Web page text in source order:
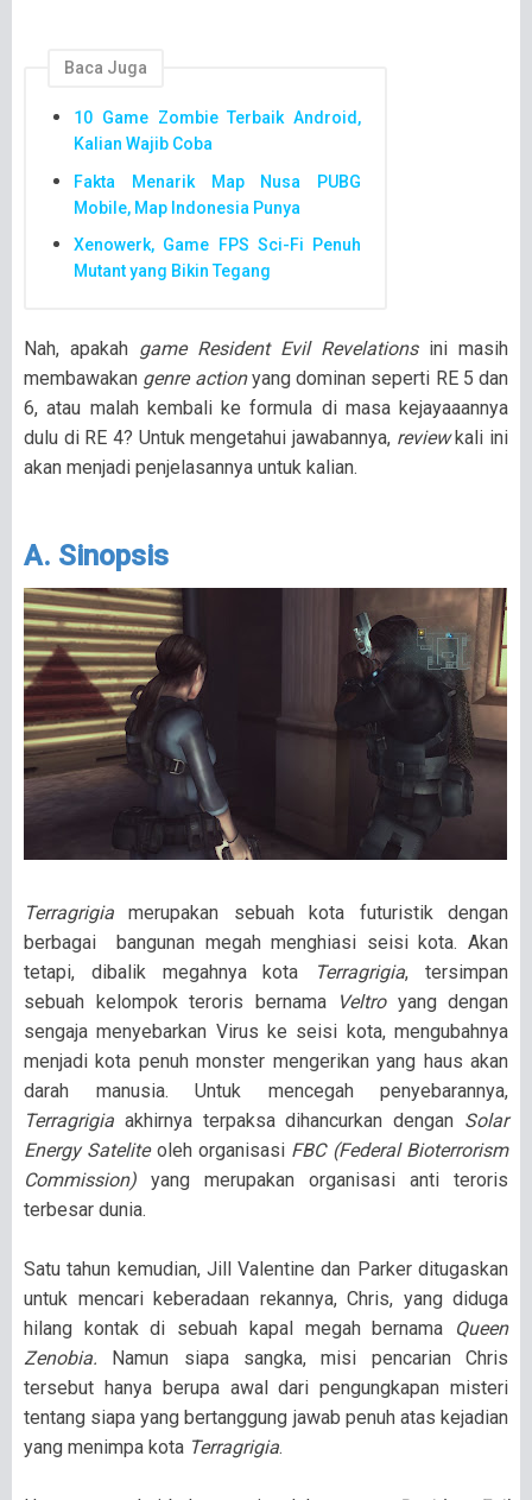
Baca Juga
10 Game Zombie Terbaik Android,
Kalian Wajib Coba
Fakta Menarik Map Nusa PUBG
Mobile, Map Indonesia Punya
Xenowerk, Game FPS Sci-Fi Penuh
Mutant yang Bikin Tegang
Nah, apakah game Resident Evil Revelationsini masih
membawakan genre actionyang dominan seperti RE 5 dan
6, atau malah kembali ke formula di masa kejayaaannya
dulu di RE 4? Untuk mengetahui jawabannya, reviewkali ini
akan menjadi penjelasannya untuk kalian.
A. Sinopsis
Terragrigiamerupakan sebuah kota futuristik dengan
berbagai bangunan megah menghiasi seisi kota. Akan
tetapi, dibalik megahnya kota
Terragrigia, tersimpan
sebuah kelompok teroris bernama
Veltro yang dengan
sengaja menyebarkan Virus ke seisi kota, mengubahnya
menjadi kota penuh monster mengerikan yang haus akan
darah manusia. Untuk mencegah penyebarannya,
Terragrigia akhirnya terpaksa dihancurkan dengan Solar
Energy Sateliteoleh organisasi FBC (Federal Bioterrorism
Commission) yang merupakan organisasi anti teroris
terbesar dunia.
Satu tahun kemudian, Jill Valentine dan Parker ditugaskan
untuk mencari keberadaan rekannya, Chris, yang diduga
hilang kontak di sebuah kapal megah bernama
Queen
Zenobia. Namun siapa sangka, misi pencarian Chris
tersebut hanya berupa awal dari pengungkapan misteri
tentang siapa yang bertanggung jawab penuh atas kejadian
yang menimpa kota Terragrigia.